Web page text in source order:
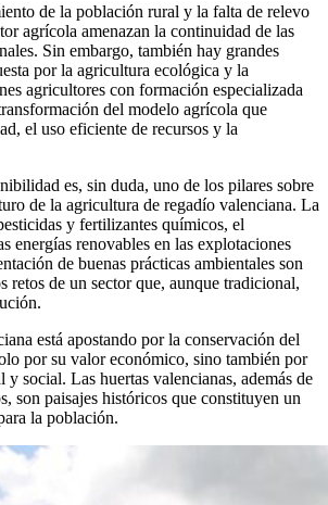
de la población rural y la falta de relevo
agrícola amenazan la continuidad de las
Sin embargo, también hay grandes
por la agricultura ecológica y la
agricultores con formación especializada
del modelo agrícola que
el uso eficiente de recursos y la
es, sin duda, uno de los pilares sobre
de la agricultura de regadío valenciana. La
y fertilizantes químicos, el
energías renovables en las explotaciones
de buenas prácticas ambientales son
retos de un sector que, aunque tradicional,
está apostando por la conservación del
por su valor económico, sino también por
social. Las huertas valencianas, además de
son paisajes históricos que constituyen un
la población.